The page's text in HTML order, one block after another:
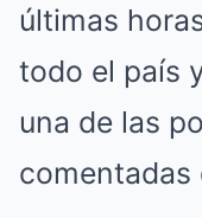
últimas
todo el país
una de las
comentadas